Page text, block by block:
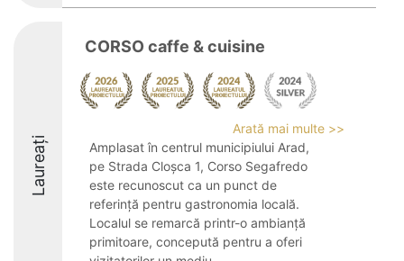
Laureați
CORSO caffe & cuisine
Arată mai multe >>
Amplasat în centrul municipiului Arad,
pe Strada Cloșca 1, Corso Segafredo
este recunoscut ca un punct de
referință pentru gastronomia locală.
Localul se remarcă printr-o ambianță
primitoare, concepută pentru a oferi